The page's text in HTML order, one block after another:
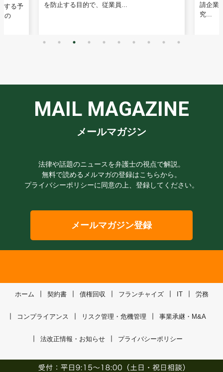
する予
の
を防止する目的で、従業員...
請企業
究...
MAIL MAGAZINE
メールマガジン
法律や話題のニュースを弁護士の視点で解説。
無料で読めるメルマガの登録はこちらから。
プライバシーポリシーに同意の上、登録してください。
メールマガジン登録
ホーム 契約書 債権回収 フランチャイズ IT 労務
コンプライアンス リスク管理・危機管理 事業承継・M&A
法改正情報・お知らせ プライバシーポリシー